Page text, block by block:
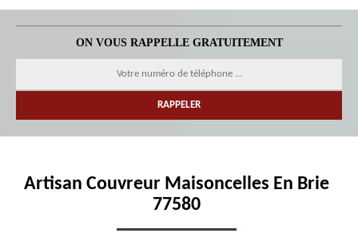
ON VOUS RAPPELLE GRATUITEMENT
Artisan Couvreur Maisoncelles En Brie
77580